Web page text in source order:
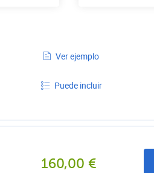
Ver ejemplo
Puede incluir
160,00 €